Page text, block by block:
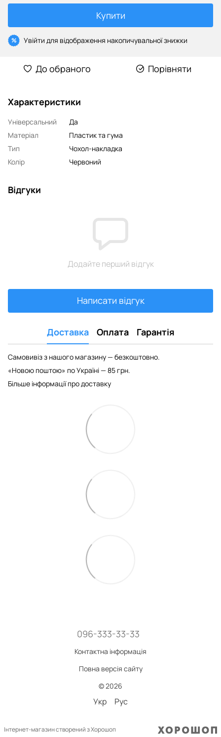
Купити
% Увійти для відображення накопичувальної знижки
До обраного Порівняти
Характеристики
Універсальний
Да
Матеріал
Пластик та гума
Тип
Чохол-накладка
Колір
Червоний
Відгуки
Додайте перший відгук
Написати відгук
Доставка Оплата Гарантія
Самовивіз з нашого магазину — безкоштовно.
«Новою поштою» по Україні — 85 грн.
Більше інформації про доставку
096-333-33-33
Контактна інформація
Повна версія сайту
© 2026
Укр Рус
Інтернет-магазин створений з Хорошоп